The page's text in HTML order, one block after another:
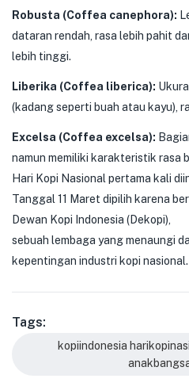
Robusta (Coffea canephora):
dataran rendah, rasa lebih pahit
lebih tinggi.
Liberika (Coffea liberica):
(kadang seperti buah atau kayu),
Excelsa (Coffea excelsa):
namun memiliki karakteristik rasa
Hari Kopi Nasional pertama kali
Tanggal 11 Maret dipilih karena
Dewan Kopi Indonesia (Dekopi),
sebuah lembaga yang menaungi
kepentingan industri kopi nasional.
Tags:
kopiindonesia